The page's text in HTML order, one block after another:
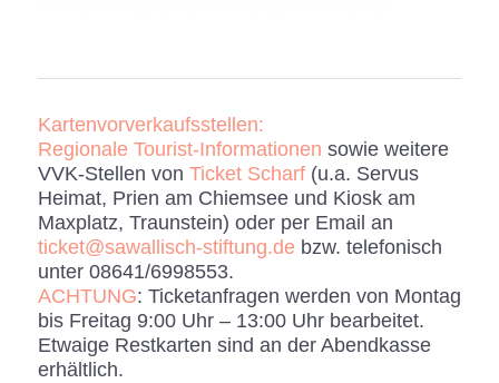
Kartenvorverkaufsstellen:
Regionale Tourist-Informationen sowie weitere
VVK-Stellen von Ticket Scharf (u.a. Servus
Heimat, Prien am Chiemsee und Kiosk am
Maxplatz, Traunstein) oder per Email an
ticket@sawallisch-stiftung.debzw. telefonisch
unter 08641/6998553.
ACHTUNG: Ticketanfragen werden von Montag
bis Freitag 9:00 Uhr – 13:00 Uhr bearbeitet.
Etwaige Restkarten sind an der Abendkasse
erhältlich.